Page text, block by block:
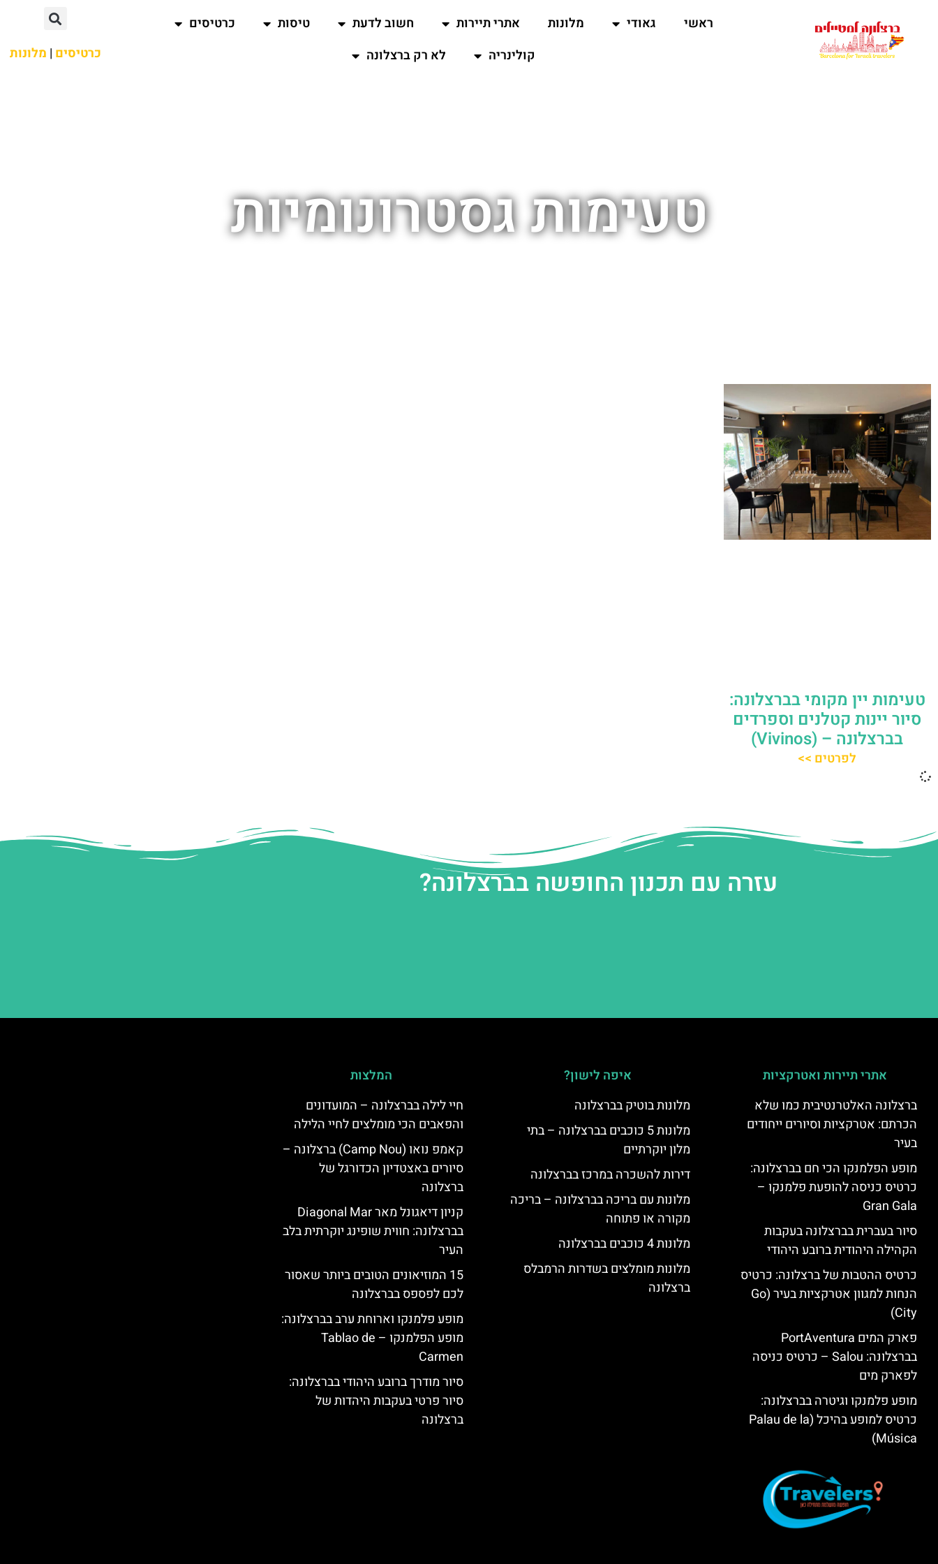
ראשי גאודי מלונות אתרי תיירות חשוב לדעת טיסות
כרטיסים
קולינריה
לא רק ברצלונה כרטיסים | מלונות
טעימות גסטרונומיות
טעימות יין מקומי בברצלונה:
סיור יינות קטלנים וספרדים
בברצלונה – (Vivinos)
לפרטים >>
עזרה עם תכנון החופשה בברצלונה?
אתרי תיירות ואטרקציות
ברצלונה האלטרנטיבית כמו שלא
הכרתם: אטרקציות וסיורים ייחודים
בעיר
מופע הפלמנקו הכי חם בברצלונה:
כרטיס כניסה להופעת פלמנקו –
Gran Gala
סיור בעברית בברצלונה בעקבות
הקהילה היהודית ברובע היהודי
כרטיס ההטבות של ברצלונה: כרטיס
הנחות למגוון אטרקציות בעיר (Go
City)
פארק המים PortAventura
בברצלונה: Salou – כרטיס כניסה
לפארק מים
מופע פלמנקו וגיטרה בברצלונה:
כרטיס למופע בהיכל (Palau de la
Música)
איפה לישון?
מלונות בוטיק בברצלונה
מלונות 5 כוכבים בברצלונה – בתי
מלון יוקרתיים
דירות להשכרה במרכז בברצלונה
מלונות עם בריכה בברצלונה – בריכה
מקורה או פתוחה
מלונות 4 כוכבים בברצלונה
מלונות מומלצים בשדרות הרמבלס
ברצלונה
המלצות
חיי לילה בברצלונה – המועדונים
והפאבים הכי מומלצים לחיי הלילה
קאמפ נואו (Camp Nou) ברצלונה –
סיורים באצטדיון הכדורגל של
ברצלונה
קניון דיאגונל מאר Diagonal Mar
בברצלונה: חווית שופינג יוקרתית בלב
העיר
15 המוזיאונים הטובים ביותר שאסור
לכם לפספס בברצלונה
מופע פלמנקו וארוחת ערב בברצלונה:
מופע הפלמנקו – Tablao de
Carmen
סיור מודרך ברובע היהודי בברצלונה:
סיור פרטי בעקבות היהדות של
ברצלונה